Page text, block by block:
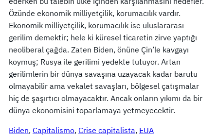
Özünde ekonomik milliyetçilik, korumacılık vardır.
Ekonomik milliyetçilik, korumacılık ise uluslararası
gerilim demektir; hele ki küresel ticaretin zirve yaptığı
neoliberal çağda. Zaten Biden, önüne Çin’le kavgayı
koymuş; Rusya ile gerilimi yedekte tutuyor. Artan
gerilimlerin bir dünya savaşına uzayacak kadar barutu
olmayabilir ama vekalet savaşları, bölgesel çatışmalar
hiç de şaşırtıcı olmayacaktır. Ancak onların yıkımı da bir
dünya ekonomisini toparlamaya yetmeyecektir.
Biden, Capitalismo, Crise capitalista, EUA